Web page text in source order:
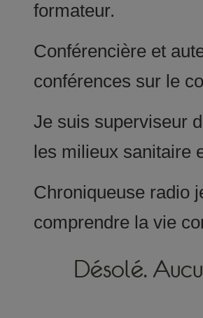
formateur.
Conférencière et
conférences sur le
Je suis superviseur
les milieux sanitaire
Chroniqueuse radio
comprendre la vie
Désolé.